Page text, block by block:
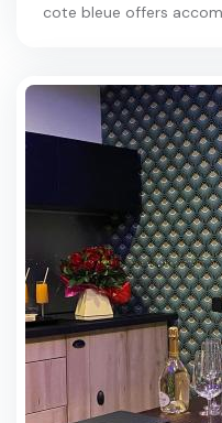
cote bleue offers